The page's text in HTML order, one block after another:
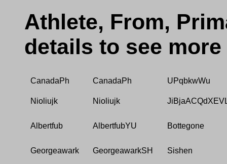
Athlete, From,
details to see more
CanadaPh CanadaPh UPqbkwWu
Nioliujk Nioliujk
Albertfub AlbertfubYU Bottegone
Georgeawark GeorgeawarkSH Sishen